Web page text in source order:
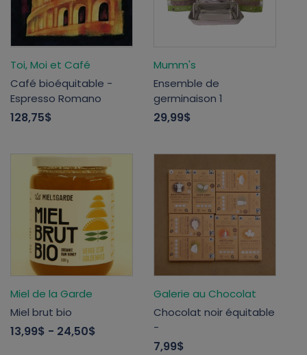
Toi, Moi et Café
Café bioéquitable -
Espresso Romano
128,75$
Mumm's
Ensemble de
germinaison 1
29,99$
Miel de la Garde
Miel brut bio
13,99$ - 24,50$
Galerie au Chocolat
Chocolat noir équitable
-
7,99$